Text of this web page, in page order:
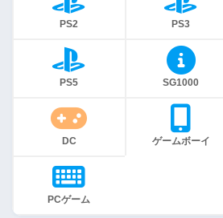
PS2 PS3
PS5 SG1000
DC ゲームボーイ
PCゲーム